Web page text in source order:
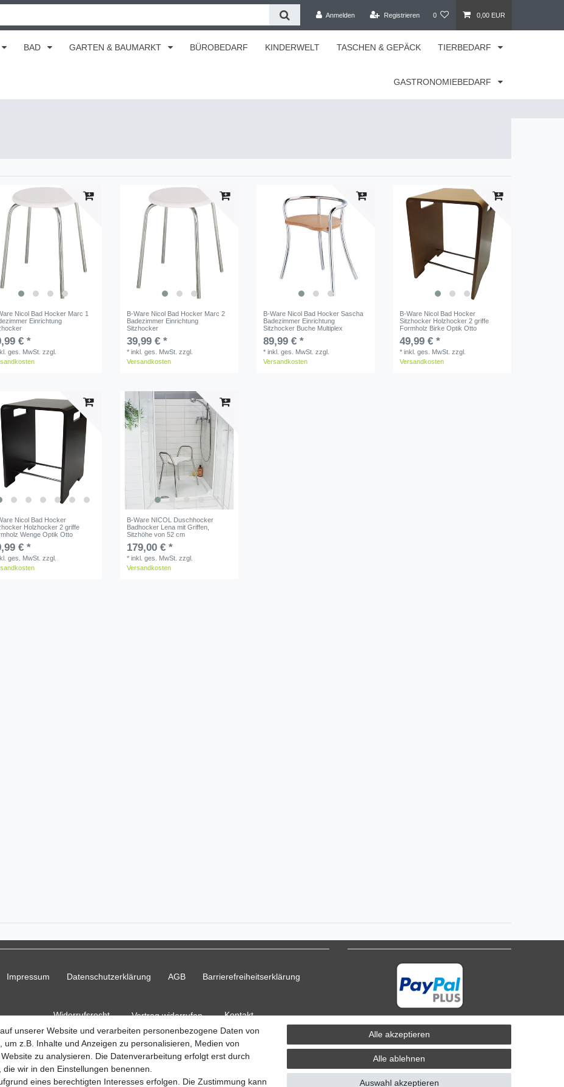
Anmelden Registrieren 0 0,00 EUR
BAD GARTEN & BAUMARKT BÜROBEDARF KINDERWELT TASCHEN & GEPÄCK TIERBEDARF
GASTRONOMIEBEDARF
Nicol Bad Hocker Marc 1
Einrichtung
€ *
ges. MwSt. zzgl.
B-Ware Nicol Bad Hocker Marc 2
Badezimmer Einrichtung
Sitzhocker
39,99 € *
*inkl. ges. MwSt. zzgl.
Versandkosten
B-Ware Nicol Bad Hocker Sascha
Badezimmer Einrichtung
Sitzhocker Buche Multiplex
89,99 € *
*inkl. ges. MwSt. zzgl.
Versandkosten
B-Ware Nicol Bad Hocker
Sitzhocker Holzhocker 2 griffe
Formholz Birke Optik Otto
49,99 € *
*inkl. ges. MwSt. zzgl.
Versandkosten
Nicol Bad Hocker
Holzhocker 2 griffe
Wenge Optik Otto
€ *
ges. MwSt. zzgl.
B-Ware NICOL Duschhocker
Badhocker Lena mit Griffen,
Sitzhöhe von 52 cm
179,00 € *
*inkl. ges. MwSt. zzgl.
Versandkosten
Impressum Daten­schutz­erklärung AGB Barrierefreiheitserklärung
Widerrufs­recht Vertrag widerrufen Kontakt
© Copyright 2026 Ripos24| Alle Rechte vorbehalten.
unserer Website und verarbeiten personenbezogene Daten von
z.B. Inhalte und Anzeigen zu personalisieren, Medien von
zu analysieren. Die Datenverarbeitung erfolgt erst durch
wir in den Einstellungen benennen.
eines berechtigten Interesses erfolgen. Die Zustimmung kann
Alle akzeptieren
Alle ablehnen
Auswahl akzeptieren